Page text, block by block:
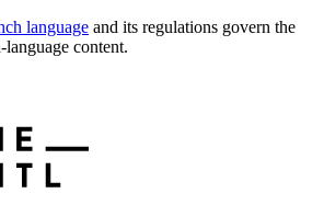
language and its regulations govern the
content.